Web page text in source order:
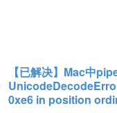
【已解决】Mac中
0xe6 in position